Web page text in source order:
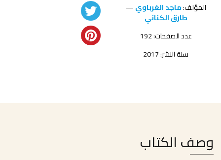
المؤلف:ماجد الغرباوي—
طارق الكناني
عدد الصفحات: 192
سنة النشر: 2017
وصف الكتاب